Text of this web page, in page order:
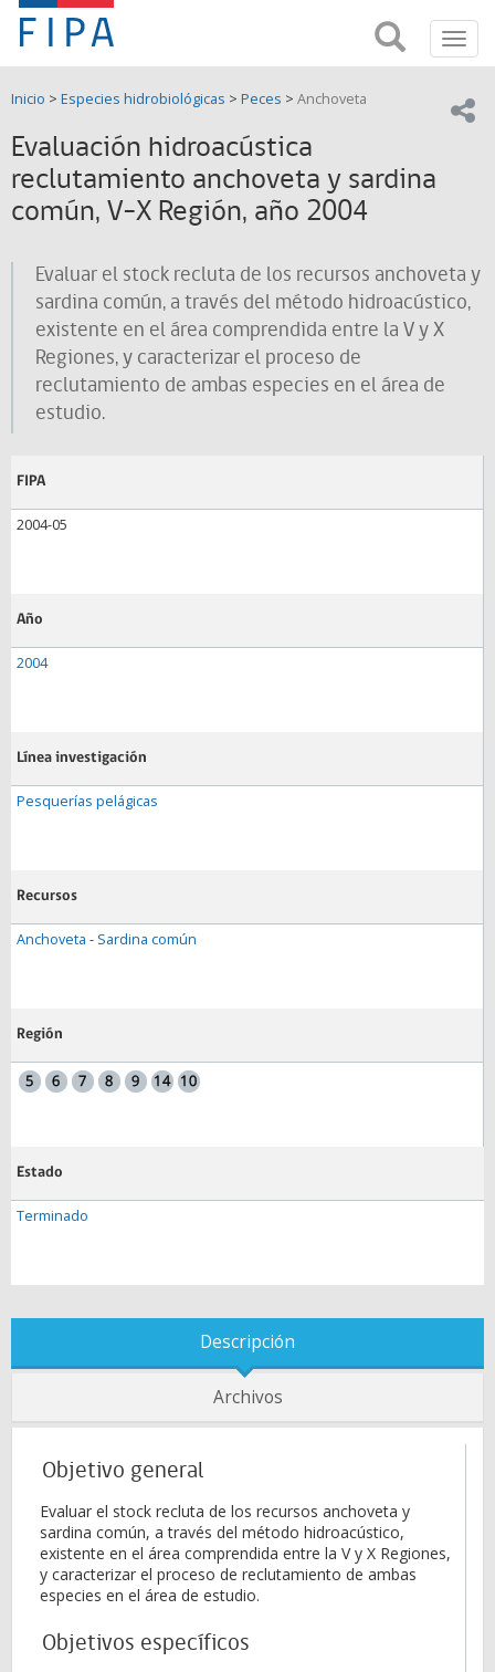
Fondo
de
Investigación
Pesquera
y
Acuicultura
(FIPA)-
SUBPESCA
FIPA;
Fondo
Investigación
y
de
Acuicultira
Inicio > Especies hidrobiológicas > Peces > Anchoveta
Evaluación hidroacústica
reclutamiento anchoveta y sardina
común, V-X Región, año 2004
Evaluar el stock recluta de los recursos anchoveta y
sardina común, a través del método hidroacústico,
existente en el área comprendida entre la V y X
Regiones, y caracterizar el proceso de
reclutamiento de ambas especies en el área de
estudio.
FIPA
2004-05
Año
2004
Línea investigación
Pesquerías pelágicas
Recursos
Anchoveta - Sardina común
Región
Estado
Terminado
Descripción
Archivos
Objetivo general
Evaluar el stock recluta de los recursos anchoveta y
sardina común, a través del método hidroacústico,
existente en el área comprendida entre la V y X Regiones,
y caracterizar el proceso de reclutamiento de ambas
especies en el área de estudio.
Objetivos específicos